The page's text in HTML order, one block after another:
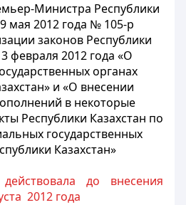
Министра Республики
мая 2012 года № 105-р
законов Республики
февраля 2012 года «О
органах
и «О внесении
в некоторые
Республики Казахстан по
государственных
Казахстан»
до внесения
2012 года